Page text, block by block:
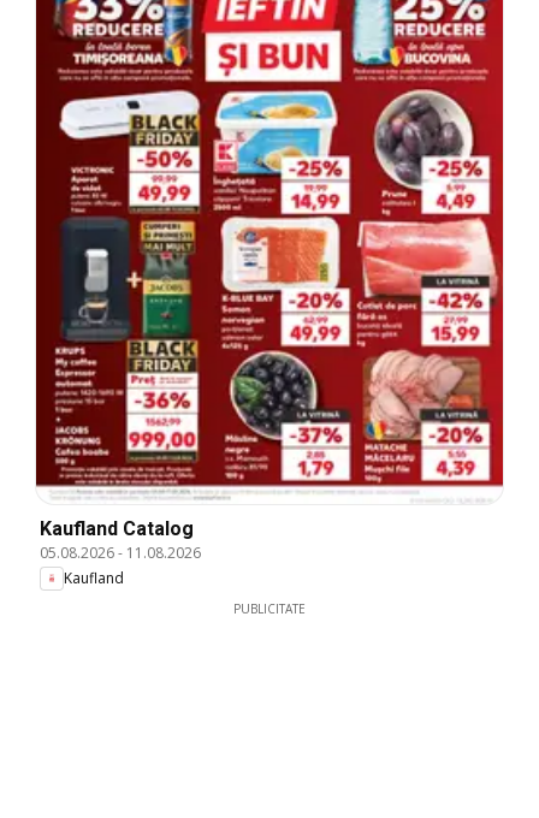
Kaufland Catalog
05.08.2026- 11.08.2026
Kaufland
PUBLICITATE